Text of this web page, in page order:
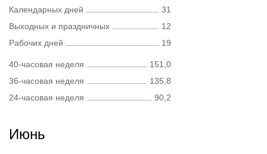
Календарных дней
31
Выходных и праздничных
12
Рабочих дней
19
40-часовая неделя
151,0
36-часовая неделя
135,8
24-часовая неделя
90,2
Июнь